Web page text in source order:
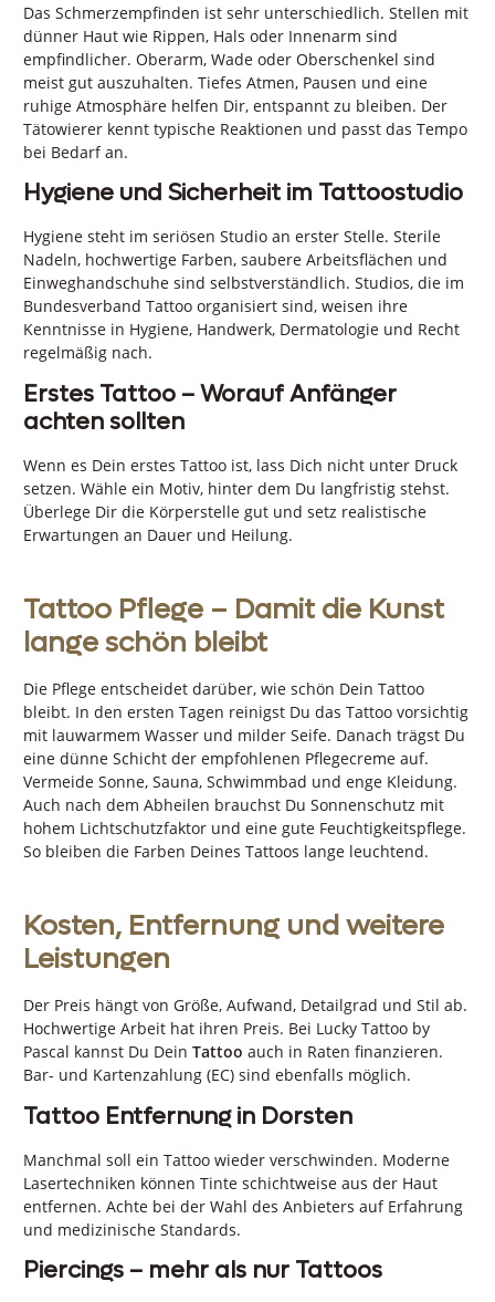
Das Schmerzempfinden ist sehr unterschiedlich. Stellen mit
dünner Haut wie Rippen, Hals oder Innenarm sind
empfindlicher. Oberarm, Wade oder Oberschenkel sind
meist gut auszuhalten. Tiefes Atmen, Pausen und eine
ruhige Atmosphäre helfen Dir, entspannt zu bleiben. Der
Tätowierer kennt typische Reaktionen und passt das Tempo
bei Bedarf an.
Hygiene und Sicherheit im Tattoostudio
Hygiene steht im seriösen Studio an erster Stelle. Sterile
Nadeln, hochwertige Farben, saubere Arbeitsflächen und
Einweghandschuhe sind selbstverständlich. Studios, die im
Bundesverband Tattoo organisiert sind, weisen ihre
Kenntnisse in Hygiene, Handwerk, Dermatologie und Recht
regelmäßig nach.
Erstes Tattoo – Worauf Anfänger
achten sollten
Wenn es Dein erstes Tattoo ist, lass Dich nicht unter Druck
setzen. Wähle ein Motiv, hinter dem Du langfristig stehst.
Überlege Dir die Körperstelle gut und setz realistische
Erwartungen an Dauer und Heilung.
Tattoo Pflege – Damit die Kunst
lange schön bleibt
Die Pflege entscheidet darüber, wie schön Dein Tattoo
bleibt. In den ersten Tagen reinigst Du das Tattoo vorsichtig
mit lauwarmem Wasser und milder Seife. Danach trägst Du
eine dünne Schicht der empfohlenen Pflegecreme auf.
Vermeide Sonne, Sauna, Schwimmbad und enge Kleidung.
Auch nach dem Abheilen brauchst Du Sonnenschutz mit
hohem Lichtschutzfaktor und eine gute Feuchtigkeitspflege.
So bleiben die Farben Deines Tattoos lange leuchtend.
Kosten, Entfernung und weitere
Leistungen
Der Preis hängt von Größe, Aufwand, Detailgrad und Stil ab.
Hochwertige Arbeit hat ihren Preis. Bei Lucky Tattoo by
Pascal kannst Du Dein Tattoo auch in Raten finanzieren.
Bar- und Kartenzahlung (EC) sind ebenfalls möglich.
Tattoo Entfernung in Dorsten
Manchmal soll ein Tattoo wieder verschwinden. Moderne
Lasertechniken können Tinte schichtweise aus der Haut
entfernen. Achte bei der Wahl des Anbieters auf Erfahrung
und medizinische Standards.
Piercings – mehr als nur Tattoos